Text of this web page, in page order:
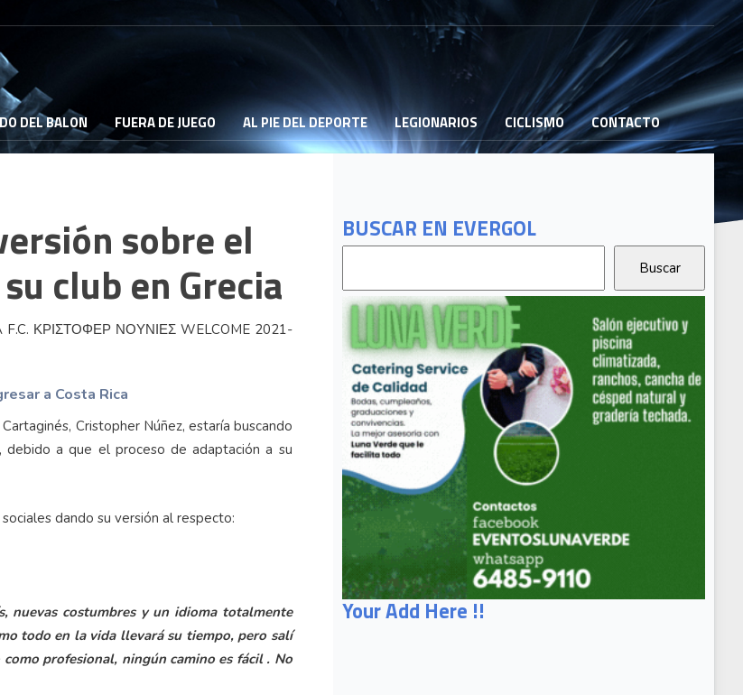
DEL BALON FUERA DE JUEGO AL PIE DEL DEPORTE LEGIONARIOS CICLISMO CONTACTO
BUSCAR EN EVERGOL
Your Add Here !!
sobre el
club en Grecia
a Costa Rica
Cristopher Núñez, estaría buscando
debido a que el proceso de adaptación a su
dando su versión al respecto:
nuevas costumbres y un idioma totalmente
todo en la vida llevará su tiempo, pero salí
profesional, ningún camino es fácil . No